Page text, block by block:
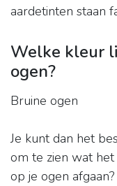
aardetinten staan
Welke kleur
ogen?
Bruine ogen
Je kunt dan het
om te zien wat
op je ogen